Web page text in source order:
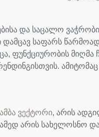
და საცალო
დამცავ საფარს
ფუნქციურობის მიღმა
ვექტორი, არის
არის სახელოსნო და